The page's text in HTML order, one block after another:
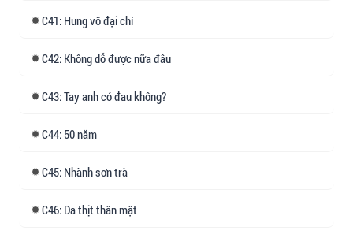
41: Hung vô đại chí
42: Không dỗ được nữa đâu
43: Tay anh có đau không?
44: 50 năm
45: Nhành sơn trà
46: Da thịt thân mật